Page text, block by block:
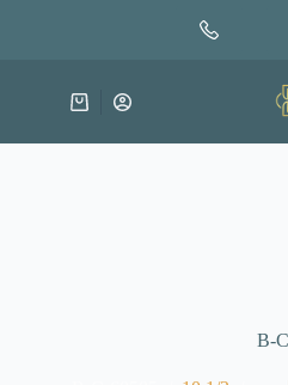
إضافة إلى السلة
عربة
B-